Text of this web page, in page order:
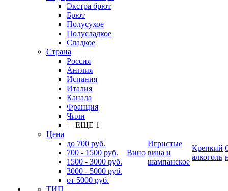
Экстра брют
Брют
Полусухое
Полусладкое
Сладкое
Страна
Россия
Англия
Испания
Италия
Канада
Франция
Чили
+ ЕЩЕ 1
Цена
до 700 руб.
700 - 1500 руб.
1500 - 3000 руб.
3000 - 5000 руб.
от 5000 руб.
ТИП
Вино
Игристые
вина и
шампанское
Крепкий
алкоголь